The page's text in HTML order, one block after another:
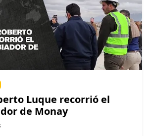
Luque recorrió el
de Monay